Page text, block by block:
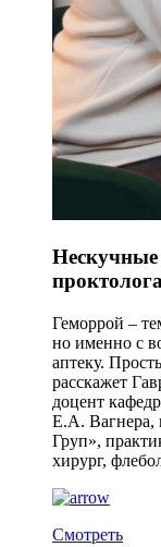
Нескучные
проктолога
Геморрой –
но именно с
аптеку.
расскажет
доцент
Е.А. Вагнера,
Груп»,
хирург,
Смотреть